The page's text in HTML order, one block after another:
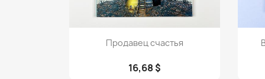
Просмотр
Продавец счастья
16,68 $